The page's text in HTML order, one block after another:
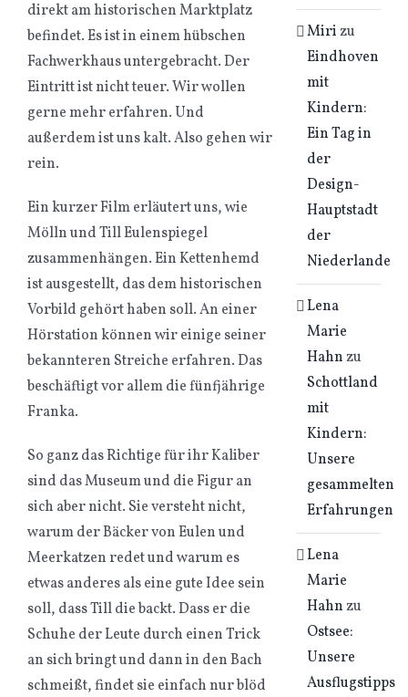
direkt am historischen Marktplatz
befindet. Es ist in einem hübschen
Fachwerkhaus untergebracht. Der
Eintritt ist nicht teuer. Wir wollen
gerne mehr erfahren. Und
außerdem ist uns kalt. Also gehen wir
rein.
Ein kurzer Film erläutert uns, wie
Mölln und Till Eulenspiegel
zusammenhängen. Ein Kettenhemd
ist ausgestellt, das dem historischen
Vorbild gehört haben soll. An einer
Hörstation können wir einige seiner
bekannteren Streiche erfahren. Das
beschäftigt vor allem die fünfjährige
Franka.
So ganz das Richtige für ihr Kaliber
sind das Museum und die Figur an
sich aber nicht. Sie versteht nicht,
warum der Bäcker von Eulen und
Meerkatzen redet und warum es
etwas anderes als eine gute Idee sein
soll, dass Till die backt. Dass er die
Schuhe der Leute durch einen Trick
an sich bringt und dann in den Bach
schmeißt, findet sie einfach nur blöd
Mirizu
Eindhoven
mit
Kindern:
Ein Tag in
der
Design-
Hauptstadt
der
Niederlande
Lena
Marie
Hahnzu
Schottland
mit
Kindern:
Unsere
gesammelten
Erfahrungen
Lena
Marie
Hahnzu
Ostsee:
Unsere
Ausflugstipps